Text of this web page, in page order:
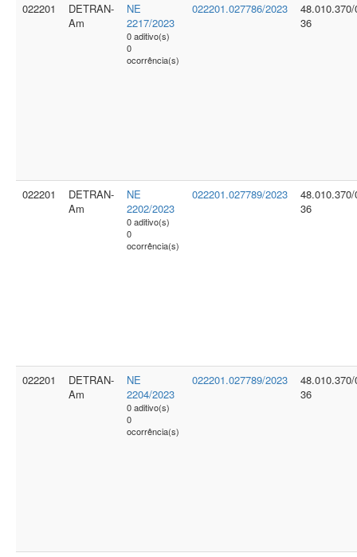
022201
DETRAN-
Am
NE
2217/2023
0 aditivo(s)
0
ocorrência(s)
022201.027786/2023
48.010.370/
36
022201
DETRAN-
Am
NE
2202/2023
0 aditivo(s)
0
ocorrência(s)
022201.027789/2023
48.010.370/
36
022201
DETRAN-
Am
NE
2204/2023
0 aditivo(s)
0
ocorrência(s)
022201.027789/2023
48.010.370/
36